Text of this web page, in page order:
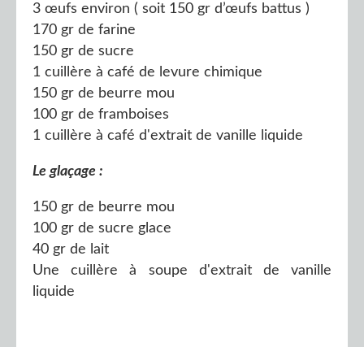
3 œufs environ ( soit 150 gr d’œufs battus )
170 gr de farine
150 gr de sucre
1 cuillère à café de levure chimique
150 gr de beurre mou
100 gr de framboises
1 cuillère à café d'extrait de vanille liquide
Le glaçage :
150 gr de beurre mou
100 gr de sucre glace
40 gr de lait
Une cuillère à soupe d'extrait de vanille
liquide